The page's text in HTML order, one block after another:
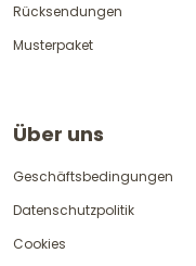
Rücksendungen
Musterpaket
Über uns
Geschäftsbedingungen
Datenschutzpolitik
Cookies